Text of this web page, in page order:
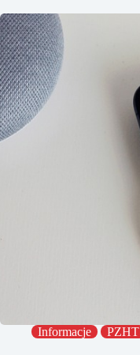
Informacje PZHT